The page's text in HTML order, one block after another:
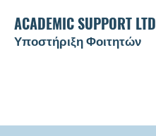
ACADEMIC SUPPORT LTD
Υποστήριξη Φοιτητών ​